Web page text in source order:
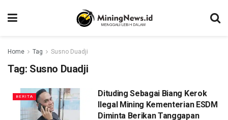
Home Tag Susno Duadji
Tag: Susno Duadji
BERITA
Dituding Sebagai Biang Kerok
Ilegal Mining Kementerian ESDM
Diminta Berikan Tanggapan